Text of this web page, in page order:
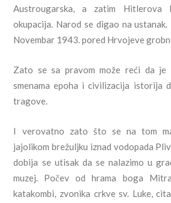
Austrougarska, a zatim Hitlerova
okupacija. Narod se digao na
Novembar 1943. pored Hrvojeve
Zato se sa pravom može reći da
smenama epoha i civilizacija istorija
tragove.
I verovatno zato što se na tom
jajolikom brežuljku iznad vodopada
dobija se utisak da se nalazimo u
muzej. Počev od hrama boga
katakombi, zvonika crkve sv. Luke,